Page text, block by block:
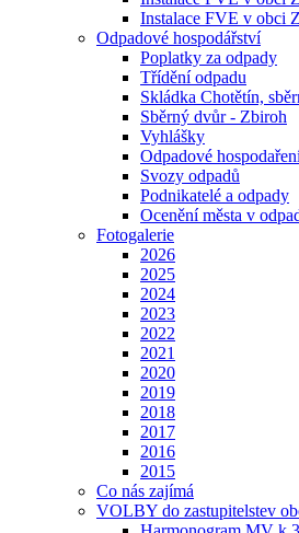
Instalace FVE v obci
Odpadové hospodářství
Poplatky za odpady
Třídění odpadu
Skládka Chotětín,
Sběrný dvůr - Zbiroh
Vyhlášky
Odpadové
Svozy odpadů
Podnikatelé a odpady
Ocenění města v
Fotogalerie
2026
2025
2024
2023
2022
2021
2020
2019
2018
2017
2016
2015
Co nás zajímá
VOLBY do zastupitelstev